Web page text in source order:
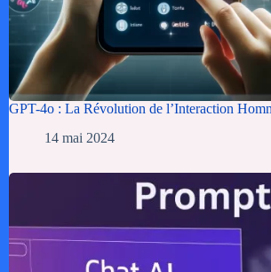
GPT-4o : La Révolution de l’Interaction
14 mai 2024